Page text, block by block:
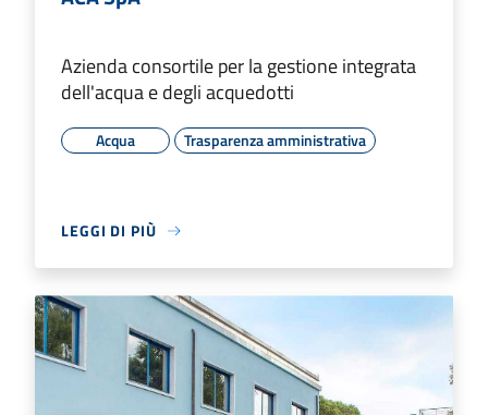
Azienda consortile per la gestione integrata
dell'acqua e degli acquedotti
Acqua Trasparenza amministrativa
LEGGI DI PIÙ